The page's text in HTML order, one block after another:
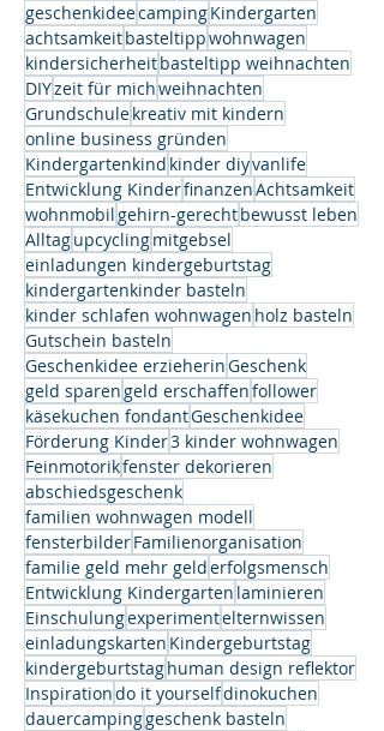
geschenkideecampingKindergarten
achtsamkeitbasteltippwohnwagen
kindersicherheitbasteltipp weihnachten
DIYzeit für michweihnachten
Grundschulekreativ mit kindern
online business gründen
Kindergartenkind kinder diyvanlife
Entwicklung KinderfinanzenAchtsamkeit
wohnmobilgehirn-gerechtbewusst leben
Alltagupcyclingmitgebsel
einladungen kindergeburtstag
kindergartenkinder basteln
kinder schlafen wohnwagen holz basteln
Gutschein basteln
Geschenkidee erzieherinGeschenk
geld sparengeld erschaffenfollower
käsekuchen fondantGeschenkidee
Förderung Kinder3 kinder wohnwagen
Feinmotorikfenster dekorieren
abschiedsgeschenk
familien wohnwagen modell
fensterbilderFamilienorganisation
familie geld mehr gelderfolgsmensch
Entwicklung Kindergarten laminieren
Einschulungexperimentelternwissen
einladungskarten Kindergeburtstag
kindergeburtstaghuman design reflektor
Inspirationdo it yourselfdinokuchen
dauercampinggeschenk basteln